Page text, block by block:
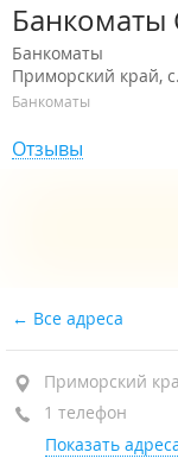
Банкоматы
Банкоматы
Приморский край,
Банкоматы
Отзывы
Все адреса
Приморский
1 телефон
Показать